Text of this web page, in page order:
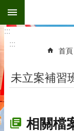
跳到主要內容區塊
:::
:::
首頁
未立案補習
相關檔